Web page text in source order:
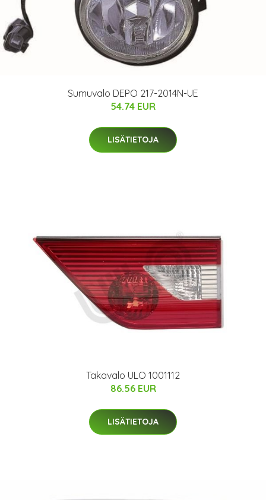
Sumuvalo DEPO 217-2014N-UE
54.74 EUR
LISÄTIETOJA
Takavalo ULO 1001112
86.56 EUR
LISÄTIETOJA